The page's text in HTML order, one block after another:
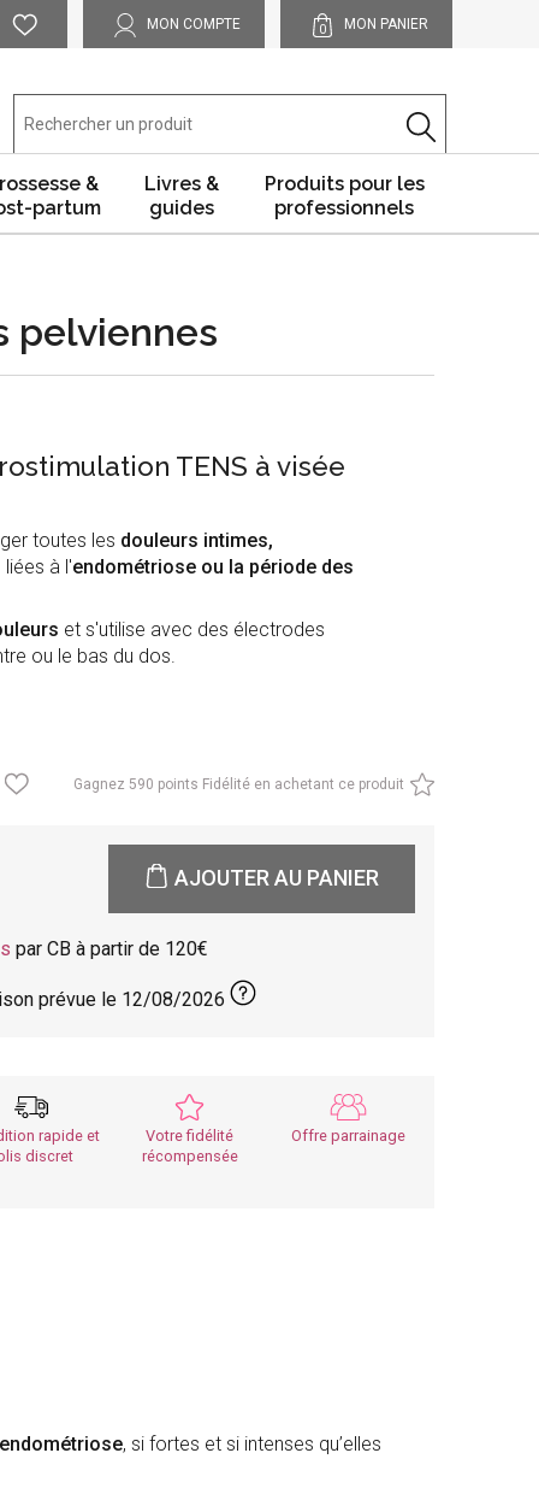
MON COMPTE 0 MON PANIER
&
partum
Livres &
guides
Produits pour les
professionnels
pelviennes
TENS à visée
toutes les douleurs intimes,
à l'endométriose ou la période des
et s'utilise avec des électrodes
ou le bas du dos.
Gagnez 590 points Fidélité en achetant ce produit
AJOUTER AU PANIER
par CB à partir de 120
prévue le 12/08/2026
rapide et
discret
Votre fidélité
récompensée
Offre parrainage
, si fortes et si intenses qu’elles